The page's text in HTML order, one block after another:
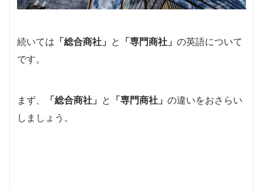
続いては 「総合商社」 と 「専門商社」 の英語について
です。
まず、 「総合商社」 と 「専門商社」 の違いをおさらい
しましょう。